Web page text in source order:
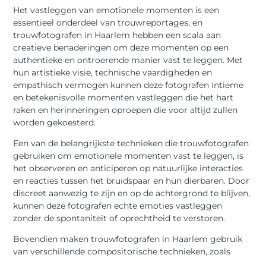
Het vastleggen van emotionele momenten is een
essentieel onderdeel van trouwreportages, en
trouwfotografen in Haarlem hebben een scala aan
creatieve benaderingen om deze momenten op een
authentieke en ontroerende manier vast te leggen. Met
hun artistieke visie, technische vaardigheden en
empathisch vermogen kunnen deze fotografen intieme
en betekenisvolle momenten vastleggen die het hart
raken en herinneringen oproepen die voor altijd zullen
worden gekoesterd.
Een van de belangrijkste technieken die trouwfotografen
gebruiken om emotionele momenten vast te leggen, is
het observeren en anticiperen op natuurlijke interacties
en reacties tussen het bruidspaar en hun dierbaren. Door
discreet aanwezig te zijn en op de achtergrond te blijven,
kunnen deze fotografen echte emoties vastleggen
zonder de spontaniteit of oprechtheid te verstoren.
Bovendien maken trouwfotografen in Haarlem gebruik
van verschillende compositorische technieken, zoals